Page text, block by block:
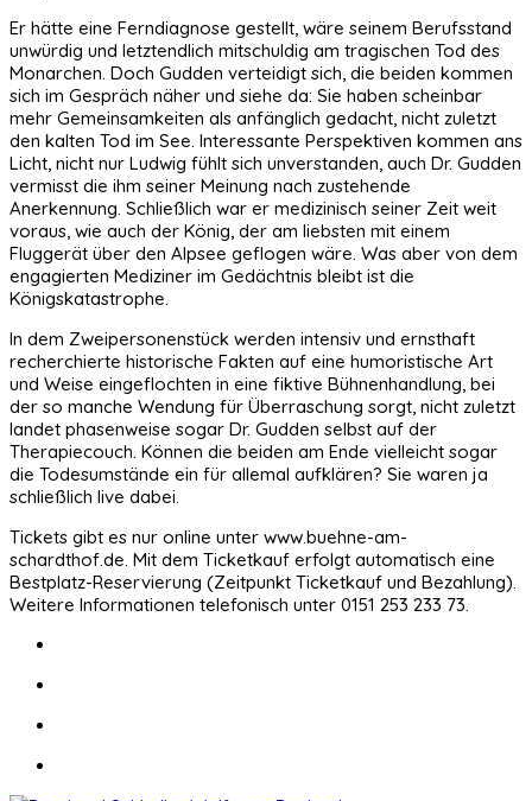
Er hätte eine Ferndiagnose gestellt, wäre seinem Berufsstand
unwürdig und letztendlich mitschuldig am tragischen Tod des
Monarchen. Doch Gudden verteidigt sich, die beiden kommen
sich im Gespräch näher und siehe da: Sie haben scheinbar
mehr Gemeinsamkeiten als anfänglich gedacht, nicht zuletzt
den kalten Tod im See. Interessante Perspektiven kommen ans
Licht, nicht nur Ludwig fühlt sich unverstanden, auch Dr. Gudden
vermisst die ihm seiner Meinung nach zustehende
Anerkennung. Schließlich war er medizinisch seiner Zeit weit
voraus, wie auch der König, der am liebsten mit einem
Fluggerät über den Alpsee geflogen wäre. Was aber von dem
engagierten Mediziner im Gedächtnis bleibt ist die
Königskatastrophe.
In dem Zweipersonenstück werden intensiv und ernsthaft
recherchierte historische Fakten auf eine humoristische Art
und Weise eingeflochten in eine fiktive Bühnenhandlung, bei
der so manche Wendung für Überraschung sorgt, nicht zuletzt
landet phasenweise sogar Dr. Gudden selbst auf der
Therapiecouch. Können die beiden am Ende vielleicht sogar
die Todesumstände ein für allemal aufklären? Sie waren ja
schließlich live dabei.
Tickets gibt es nur online unter www.buehne-am-
schardthof.de. Mit dem Ticketkauf erfolgt automatisch eine
Bestplatz-Reservierung (Zeitpunkt Ticketkauf und Bezahlung).
Weitere Informationen telefonisch unter 0151 253 233 73.